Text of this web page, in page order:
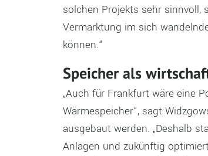
solchen Projekts sehr sinnvoll,
Vermarktung im sich
können.“
Speicher als
„Auch für Frankfurt wäre eine
Wärmespeicher“, sagt
ausgebaut werden. „Deshalb
Anlagen und zukünftig